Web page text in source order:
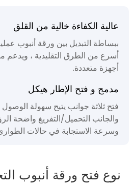
عالية الكفاءة خالية من القلق
ببساطة التبديل بين ورقة أنبوب
أسرع من الطرق التقليدية ، ويدعم
أجهزة متعددة.
مدمج و فتح الإطار هيكل
فتح ثلاثة جوانب يتيح سهولة الوصول
والجانب التحميل/التفريغ واضحة
وسرعة الاستجابة في حالات
نوع فتح ورقة أنبوب